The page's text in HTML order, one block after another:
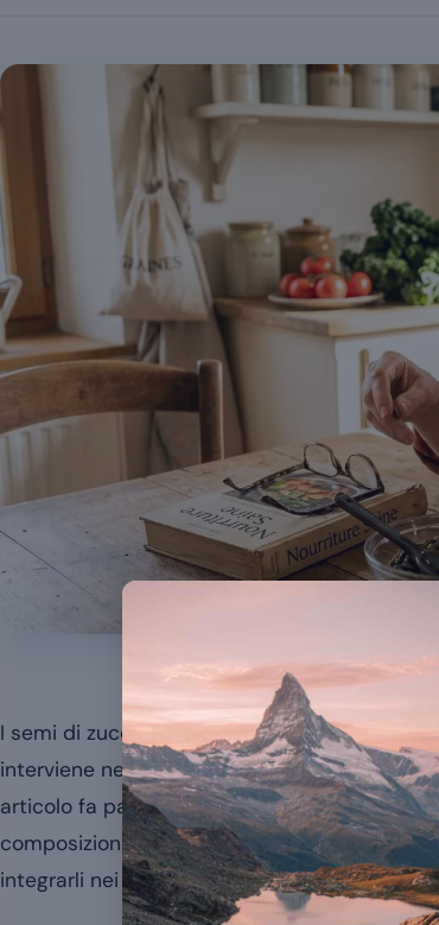
I semi di zucca figurano tra gli alimenti
I semi di zucca sono una delle fonti
interviene nella funzione muscolare, nella
articolo fa parte della nostra panoramica
composizione nutrizionale di questi semi, il
integrarli nei pasti.